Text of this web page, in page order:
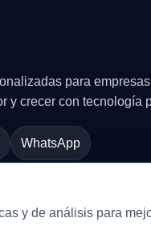
para
y crecer con tecnología
WhatsApp
y de análisis para